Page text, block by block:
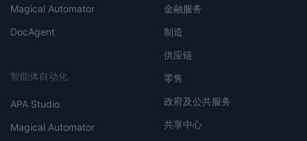
Magical Automator
DocAgent
智能体自动化
APA Studio
Magical Automator
金融服务
制造
供应链
零售
政府及公共服务
共享中心